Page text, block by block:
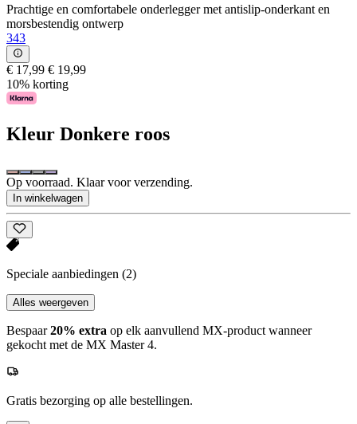
Prachtige en comfortabele onderlegger met antislip-onderkant en
morsbestendig ontwerp
343
€ 17,99 € 19,99
10% korting
Kleur Donkere roos
Op voorraad. Klaar voor verzending.
In winkelwagen
Speciale aanbiedingen (2)
Alles weergeven
Bespaar20% extra op elk aanvullend MX-product wanneer
gekocht met de MX Master 4.
Gratis bezorging op alle bestellingen.